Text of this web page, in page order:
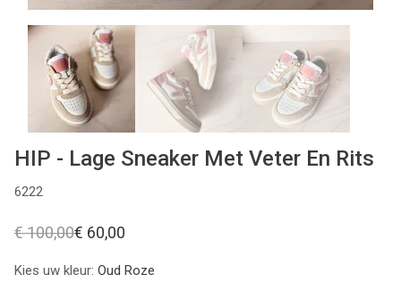
HIP - Lage Sneaker Met Veter En Rits
6222
€ 100,00€ 60,00
Kies uw kleur: Oud Roze